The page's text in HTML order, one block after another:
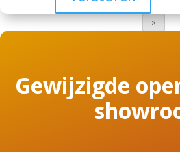
×
Gewijzigde